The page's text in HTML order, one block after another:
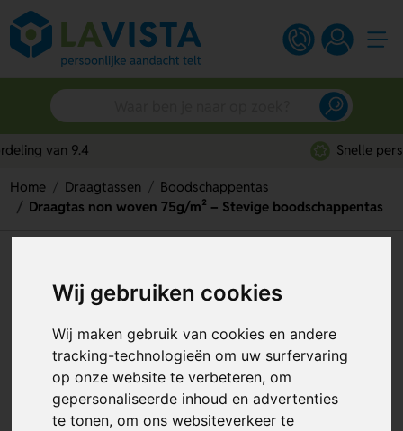
Wij gebruiken cookies
Wij maken gebruik van cookies en andere
tracking-technologieën om uw surfervaring
op onze website te verbeteren, om
gepersonaliseerde inhoud en advertenties
te tonen, om ons websiteverkeer te
Home Draagtassen
Boodschappentas
Draagtas non woven 75g/m² – Stevige boodschappentas
Stevige boodschappentas
Artikelnummer: 93677